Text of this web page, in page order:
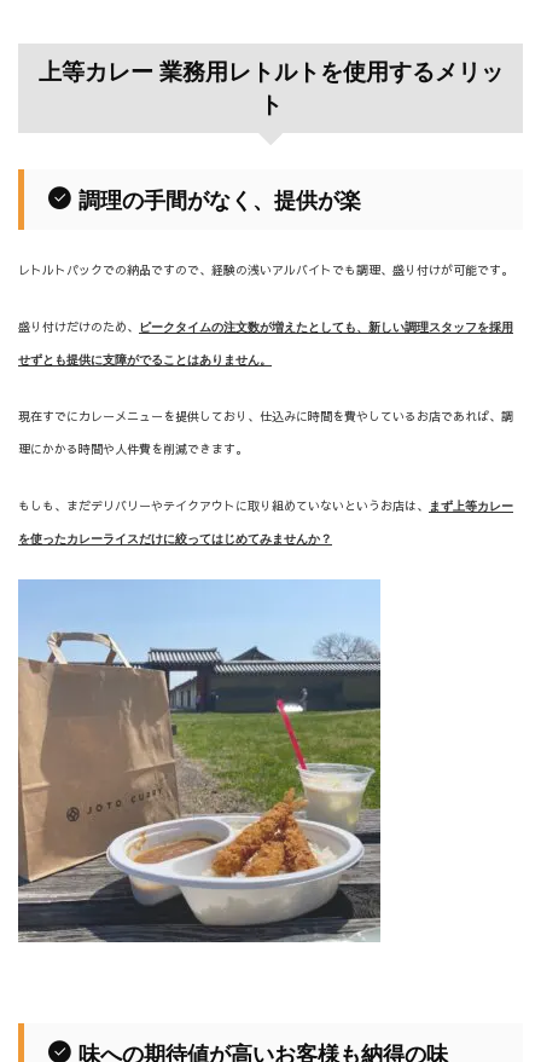
上等カレー 業務用レトルトを使用するメリッ
ト
調理の手間がなく、提供が楽
レトルトパックでの納品ですので、経験の浅いアルバイトでも調理、盛り付けが可能です。
盛り付けだけのため、 ピークタイムの注文数が増えたとしても、新しい調理スタッフを採用
せずとも提供に支障がでることはありません。
現在すでにカレーメニューを提供しており、仕込みに時間を費やしているお店であれば、調
理にかかる時間や人件費を削減できます。
もしも、まだデリバリーやテイクアウトに取り組めていないというお店は、 まず上等カレー
を使ったカレーライスだけに絞ってはじめてみませんか？
味への期待値が高いお客様も納得の味